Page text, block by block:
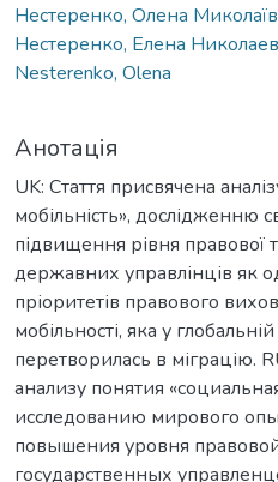
Нестеренко, Олена
Нестеренко, Елена
Nesterenko, Olena
Анотація
UK: Стаття присвячена
мобільність», дослідженню
підвищення рівня правової
державних управлінців як
пріоритетів правового
мобільності, яка у
перетворилась в міграцію.
анализу понятия
исследованию мирового
повышения уровня
государственных